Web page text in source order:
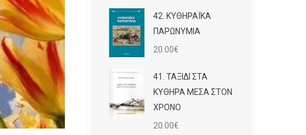
42. ΚΥΘΗΡΑΪΚΑ
ΠΑΡΩΝΥΜΙΑ
20.00€
41. ΤΑΞΙΔΙ ΣΤΑ
ΚΥΘΗΡΑ ΜΕΣΑ ΣΤΟΝ
ΧΡΟΝΟ
20.00€